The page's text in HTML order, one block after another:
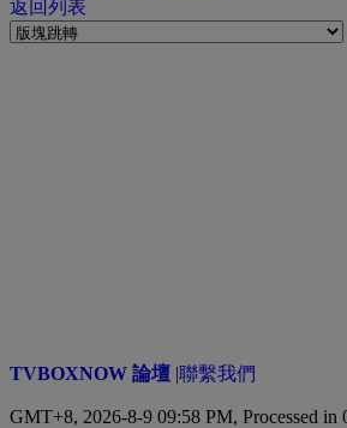
返回列表
TVBOXNOW 論壇 |聯繫我們
GMT+8, 2026-8-9 09:58 PM, Processed in